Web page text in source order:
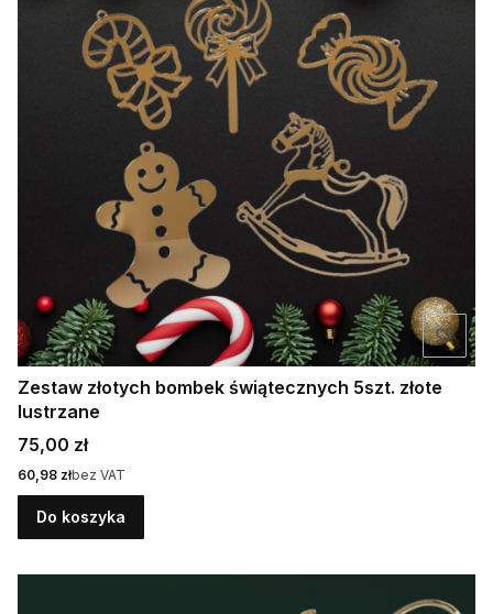
Zestaw złotych bombek świątecznych 5szt. złote
lustrzane
Cena
75,00 zł
Cena
60,98 złbez VAT
Do koszyka